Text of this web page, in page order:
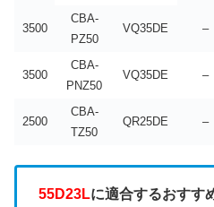
3500
CBA-
PZ50
VQ35DE –
3500
CBA-
PNZ50
VQ35DE –
2500
CBA-
TZ50
QR25DE –
55D23Lに適合するおすす